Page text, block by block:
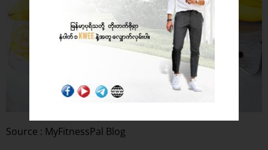
Source : MyFitnessPal Blog